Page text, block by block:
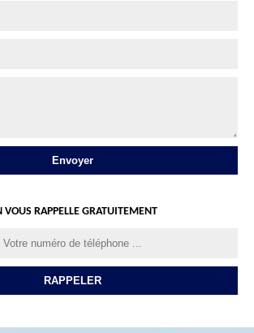
VOUS RAPPELLE GRATUITEMENT